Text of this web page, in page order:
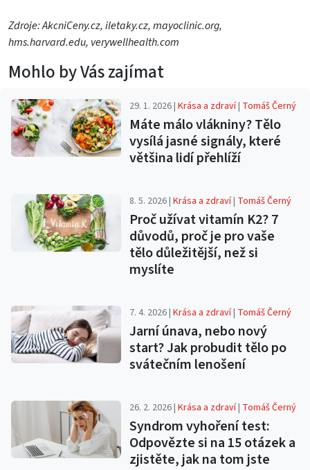
Zdroje: AkcniCeny.cz, iletaky.cz, mayoclinic.org,
hms.harvard.edu, verywellhealth.com
Mohlo by Vás zajímat
29. 1. 2026 |Krása a zdraví| Tomáš Černý
Máte málo vlákniny? Tělo
vysílá jasné signály, které
většina lidí přehlíží
8. 5. 2026 |Krása a zdraví| Tomáš Černý
Proč užívat vitamín K2? 7
důvodů, proč je pro vaše
tělo důležitější, než si
myslíte
7. 4. 2026 |Krása a zdraví| Tomáš Černý
Jarní únava, nebo nový
start? Jak probudit tělo po
svátečním lenošení
26. 2. 2026 |Krása a zdraví| Tomáš Černý
Syndrom vyhoření test:
Odpovězte si na 15 otázek a
zjistěte, jak na tom jste